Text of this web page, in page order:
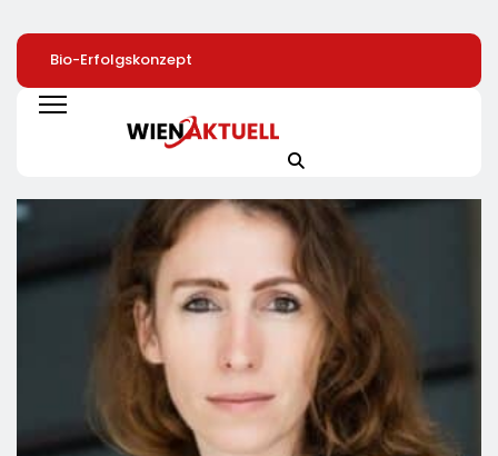
Bio-Erfolgskonzept
Wächst Weiter:
Eröffnung Der 200.
NATURKIND-Welt Bei
Wollen Mit
Heizung Überwachen
Chornobyl:
Zerstörten
Des Russischen